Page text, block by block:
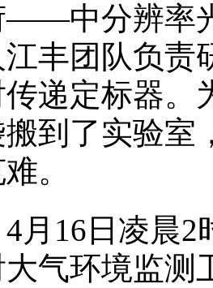
——中分辨率
江丰团队负
传递定标器。
搬到了实验室
。
16日凌晨2时
气环境监测